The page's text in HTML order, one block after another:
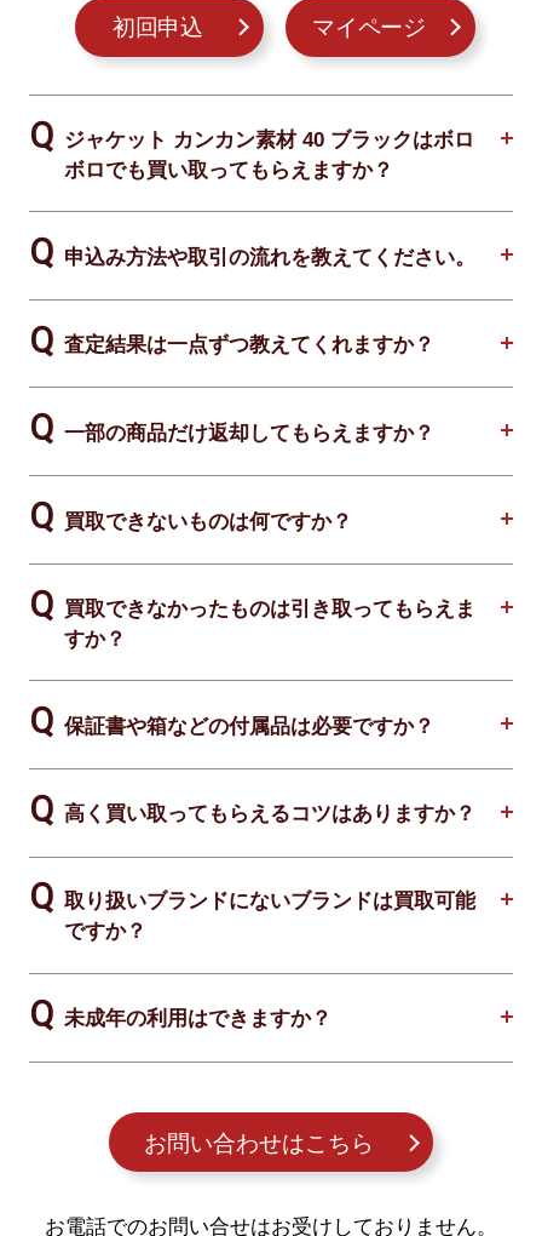
初回申込 マイページ
ジャケット カンカン素材 40 ブラックはボロ
ボロでも買い取ってもらえますか？
申込み方法や取引の流れを教えてください。
査定結果は一点ずつ教えてくれますか？
一部の商品だけ返却してもらえますか？
買取できないものは何ですか？
買取できなかったものは引き取ってもらえま
すか？
保証書や箱などの付属品は必要ですか？
高く買い取ってもらえるコツはありますか？
取り扱いブランドにないブランドは買取可能
ですか？
未成年の利用はできますか？
お問い合わせはこちら
お電話でのお問い合せはお受けしておりません。